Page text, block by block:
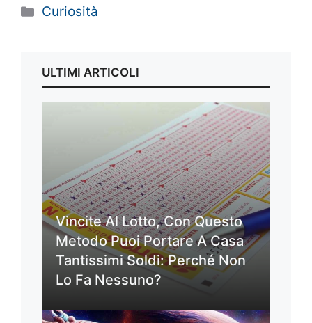
Categorie
Curiosità
ULTIMI ARTICOLI
Vincite Al Lotto, Con Questo
Metodo Puoi Portare A Casa
Tantissimi Soldi: Perché Non
Lo Fa Nessuno?